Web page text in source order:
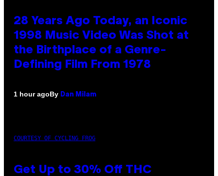
28 Years Ago Today, an Iconic
1998 Music Video Was Shot at
the Birthplace of a Genre-
Defining Film From 1978
1 hour agoBy Dan Milam
COURTESY OF CYCLING FROG
Get Up to 30% Off THC